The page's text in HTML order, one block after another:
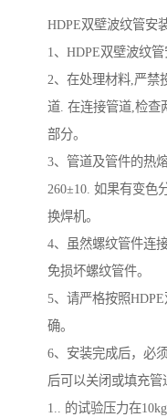
HDPE双壁波纹管安
1、HDPE双壁波纹
2、在处理材料,严禁
道. 在连接管道,检查
部分。
3、管道及管件的热
260±10. 如果有变色
换焊机。
4、虽然螺纹管件连
免损坏螺纹管件。
5、请严格按照
确。
6、安装完成后，必
后可以关闭或填充
1.. 的试验压力在